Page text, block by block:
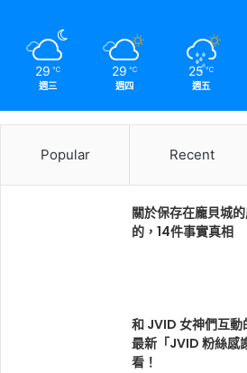
29 ℃
週三
29 ℃
週四
25 ℃
週五
Popular Recent
關於保存在龐貝城
的，14件事實真相
和 JVID 女神們互
最新「JVID 粉絲感
看！